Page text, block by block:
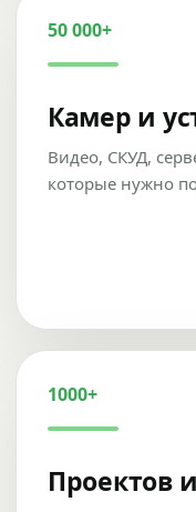
50 000+
Камер и
Видео, СКУД,
которые нужно
1000+
Проектов